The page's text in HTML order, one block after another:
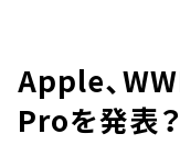
Apple、
Proを発表？